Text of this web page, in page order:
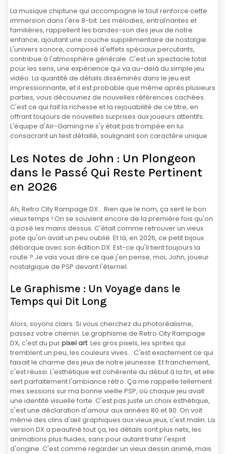
La musique chiptune qui accompagne le tout renforce cette
immersion dans l'ère 8-bit. Les mélodies, entraînantes et
familières, rappellent les bandes-son des jeux de notre
enfance, ajoutant une couche supplémentaire de nostalgie.
L'univers sonore, composé d'effets spéciaux percutants,
contribue à l'atmosphère générale. C'est un spectacle total
pour les sens, une expérience qui va au-delà du simple jeu
vidéo. La quantité de détails disséminés dans le jeu est
impressionnante, et il est probable que même après plusieurs
parties, vous découvriez de nouvelles références cachées.
C'est ce qui fait la richesse et la rejouabilité de ce titre, en
offrant toujours de nouvelles surprises aux joueurs attentifs.
L'équipe d'Air-Gaming ne s'y était pas trompée en lui
consacrant un test détaillé, soulignant son caractère unique.
Les Notes de John : Un Plongeon
dans le Passé Qui Reste Pertinent
en 2026
Ah, Retro City Rampage DX... Rien que le nom, ça sent le bon
vieux temps ! On se souvient encore de la première fois qu'on
a posé les mains dessus. C'était comme retrouver un vieux
pote qu'on avait un peu oublié. Et là, en 2026, ce petit bijoux
débarque avec son édition DX. Est-ce qu'il tient toujours la
route ? Je vais vous dire ce que j'en pense, moi, John, joueur
nostalgique de PSP devant l'éternel.
Le Graphisme : Un Voyage dans le
Temps qui Dit Long
Alors, soyons clairs. Si vous cherchez du photoréalisme,
passez votre chemin. Le graphisme de Retro City Rampage
DX, c'est du purpixel art. Les gros pixels, les sprites qui
tremblent un peu, les couleurs vives... C'est exactement ce qui
faisait le charme des jeux de notre jeunesse. Et franchement,
c'est réussi. L'esthétique est cohérente du début à la fin, et elle
sert parfaitement l'ambiance rétro. Ça me rappelle tellement
mes sessions sur ma bonne vieille PSP, où chaque jeu avait
une identité visuelle forte. C'est pas juste un choix esthétique,
c'est une déclaration d'amour aux années 80 et 90. On voit
même des clins d'œil graphiques aux vieux jeux, c'est malin. La
version DX a peaufiné tout ça, les détails sont plus nets, les
animations plus fluides, sans pour autant trahir l'esprit
d'origine. C'est comme regarder un vieux dessin animé, mais